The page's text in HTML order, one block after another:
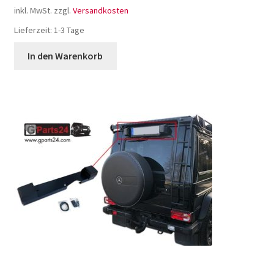
inkl. MwSt. zzgl. Versandkosten
Lieferzeit: 1-3 Tage
In den Warenkorb